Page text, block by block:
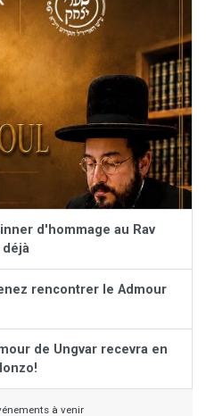
d'hommage au Rav
déjà
rencontrer le Admour
de Ungvar recevra en
à venir